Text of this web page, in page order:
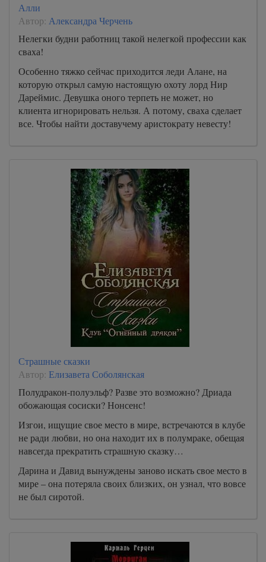
Алли
Автор: Александра Черчень
Нелегки будни работниц такой нелегкой профессии как
сваха!
Особенно тяжко сейчас приходится леди Алане, на
которую открыл самую настоящую охоту лорд Нир
Дареймис. Девушка оного терпеть не может, но
клиента игнорировать нельзя. А потому, сваха сделает
все. Чтобы найти доставучему аристократу невесту!
Страшные сказки
Автор: Елизавета Соболянская
Полудракон-полуэльф? Разве это возможно? Дриада
обожающая сосиски? Нонсенс!
Изгои, ищущие свое место в мире, встречаются в клубе
не ради любви, но она находит их в полумраке, обещая
навсегда прекратить страшную сказку…
Дарина и Давид вынуждены заново искать свое место в
мире – она потеряла своих близких, он узнал, что вовсе
не был сиротой.